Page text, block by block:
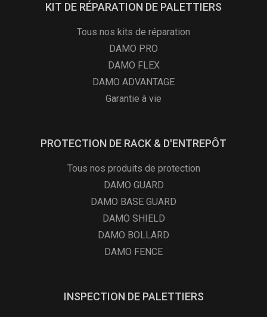
KIT DE RÉPARATION DE PALETTIERS
Tous nos kits de réparation
DAMO PRO
DAMO FLEX
DAMO ADVANTAGE
Garantie à vie
PROTECTION DE RACK & D'ENTREPÔT
Tous nos produits de protection
DAMO GUARD
DAMO BASE GUARD
DAMO SHIELD
DAMO BOLLARD
DAMO FENCE
INSPECTION DE PALETTIERS